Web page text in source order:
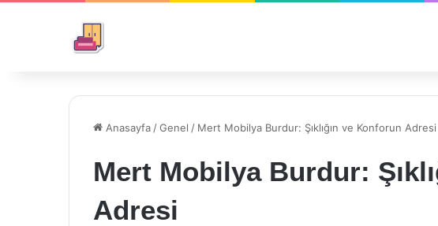
Anasayfa /Genel / Mert Mobilya Burdur: Şıklığın ve Konforun Adresi
Mert Mobilya Burdur:
Adresi